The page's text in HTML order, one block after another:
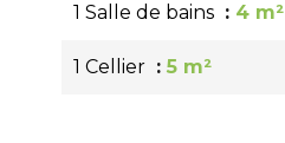
1 Salle de bains 4 m²
1 Cellier 5 m²